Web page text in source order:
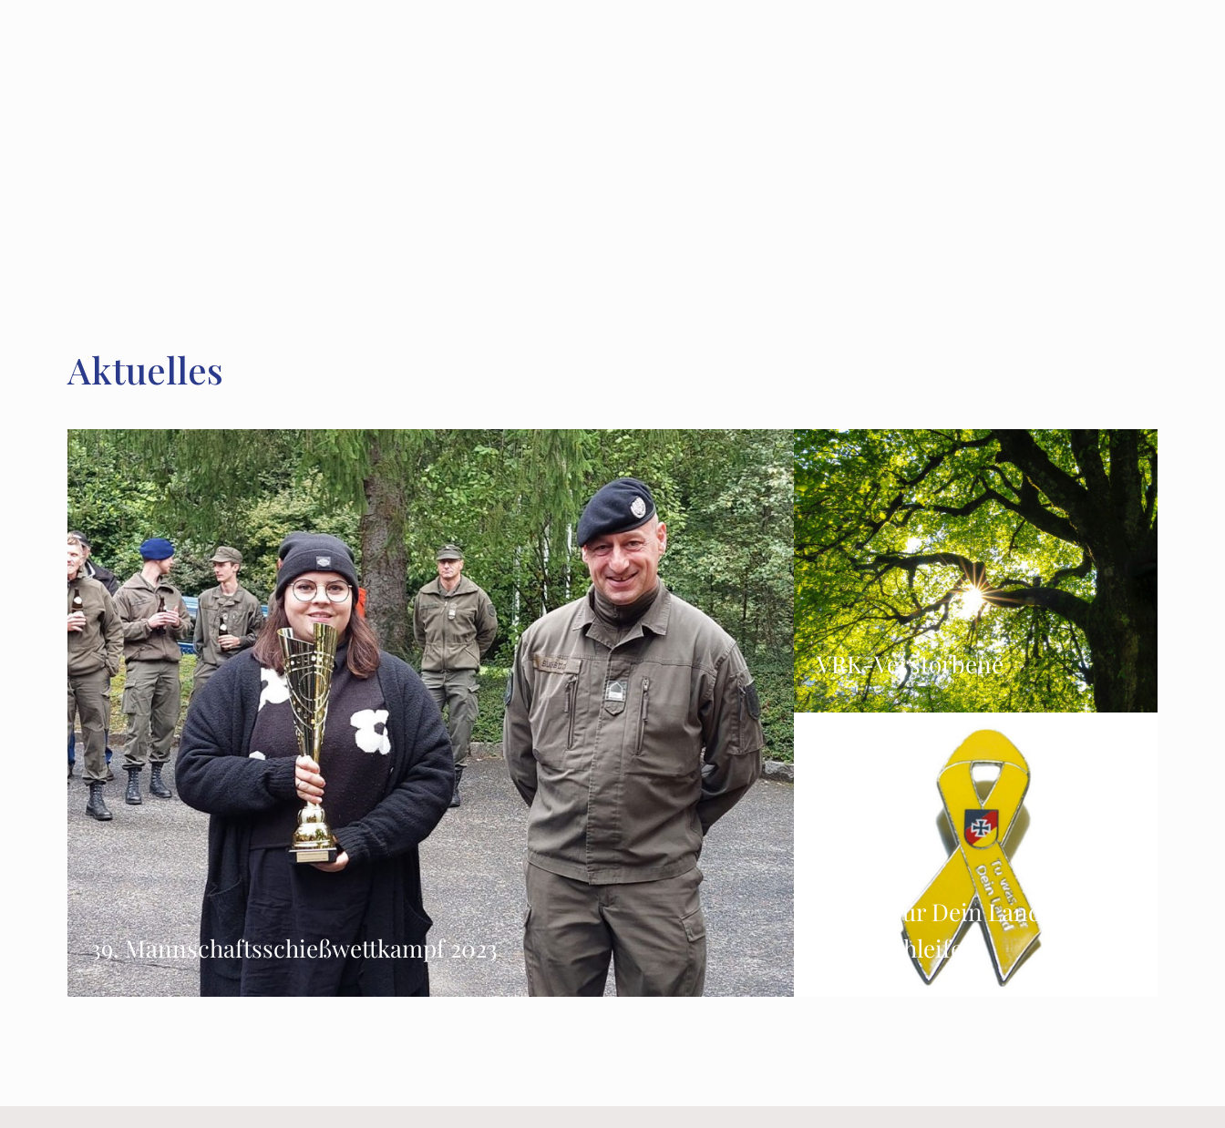
Aktuelles
39. Mannschaftsschießwettkampf 2023
VRK-Verstorbene
Tu was für Dein Land – Die
gelbe Schleife